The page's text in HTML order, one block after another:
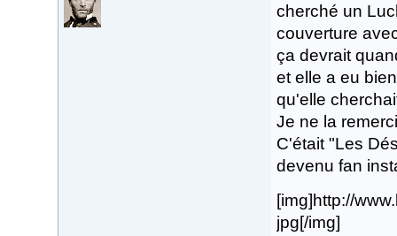
cherché un
couverture
ça devrait
et elle a eu
qu'elle
Je ne la
C'était "Les
devenu fan
[img]http://
jpg[/img]